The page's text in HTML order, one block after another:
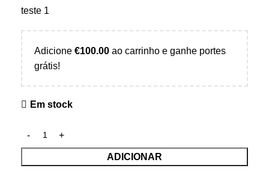
teste 1
Adicione €100.00 ao carrinho e ganhe portes
grátis!
Em stock
ADICIONAR